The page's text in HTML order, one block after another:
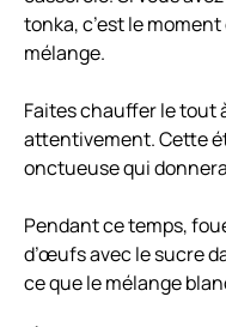
tonka, c’est le
mélange.
Faites chauffer le tout
attentivement. Cette
onctueuse qui
Pendant ce temps,
d’œufs avec le sucre
ce que le mélange